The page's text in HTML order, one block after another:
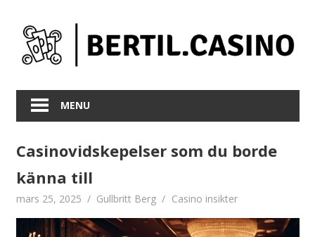
content
MENU
Casinovidskepelser som du borde
känna till
mars 25, 2025 Gullbritt Berg Casino insikter